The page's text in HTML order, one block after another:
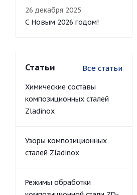
26 декабря 2025
С Новым 2026 годом!
Статьи Все статьи
Химические составы
композиционных сталей
Zladinox
Узоры композиционных
сталей Zladinox
Режимы обработки